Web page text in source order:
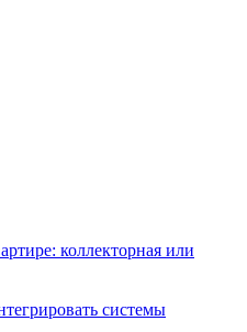
коллекторная или
системы